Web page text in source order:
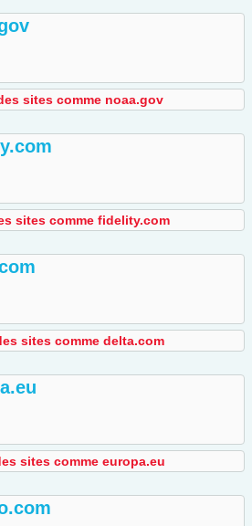
sites comme noaa.gov
sites comme fidelity.com
sites comme delta.com
sites comme europa.eu